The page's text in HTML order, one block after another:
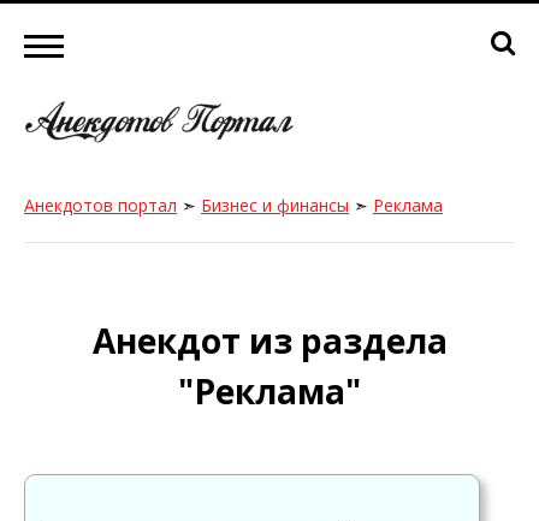
Анекдотов портал ➣ Бизнес и финансы ➣ Реклама
Анекдот из раздела
"Реклама"